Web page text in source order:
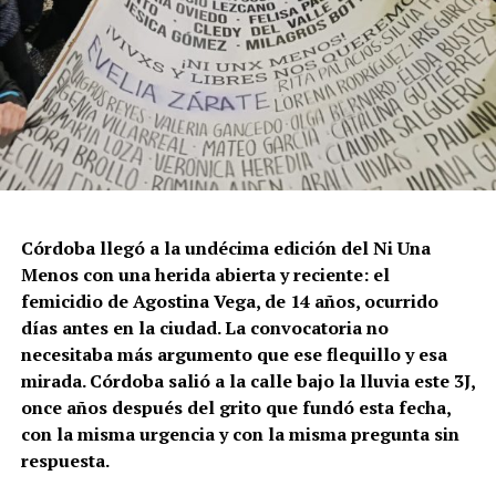
Córdoba llegó a la undécima edición del Ni Una
Menos con una herida abierta y reciente: el
femicidio de Agostina Vega, de 14 años, ocurrido
días antes en la ciudad. La convocatoria no
necesitaba más argumento que ese flequillo y esa
mirada. Córdoba salió a la calle bajo la lluvia este 3J,
once años después del grito que fundó esta fecha,
con la misma urgencia y con la misma pregunta sin
respuesta.